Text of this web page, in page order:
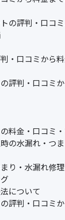
の評判・口コ
・口コミから
評判・口コミ
料金・口コミ
の水漏れ・つ
り・水漏れ修
について
評判・口コミ